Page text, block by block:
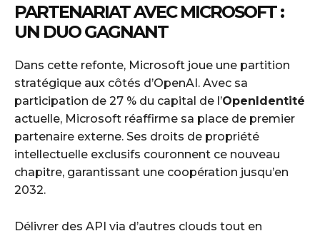
PARTENARIAT AVEC MICROSOFT :
UN DUO GAGNANT
Dans cette refonte, Microsoft joue une partition
stratégique aux côtés d’OpenAI. Avec sa
participation de 27 % du capital de l’OpenIdentité
actuelle, Microsoft réaffirme sa place de premier
partenaire externe. Ses droits de propriété
intellectuelle exclusifs couronnent ce nouveau
chapitre, garantissant une coopération jusqu’en
2032.
Délivrer des API via d’autres clouds tout en